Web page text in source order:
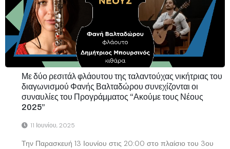
Με δύο ρεσιτάλ φλάουτου της ταλαντούχας νικήτριας του
διαγωνισμού Φανής Βαλταδώρου συνεχίζονται οι
συναυλίες του Προγράμματος “Ακούμε τους Νέους
2025”
11 Ιουνίου, 2025
Την Παρασκευή 13 Ιουνίου στις 20:00 στο πλαίσιο του 3ου